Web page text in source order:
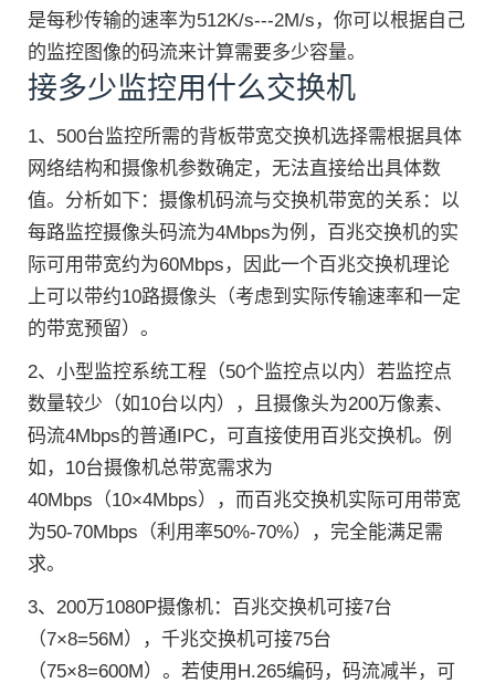
是每秒传输的速率为512K/s---2M/s，你可以根据自己
的监控图像的码流来计算需要多少容量。
接多少监控用什么交换机
1、500台监控所需的背板带宽交换机选择需根据具体
网络结构和摄像机参数确定，无法直接给出具体数
值。分析如下：摄像机码流与交换机带宽的关系：以
每路监控摄像头码流为4Mbps为例，百兆交换机的实
际可用带宽约为60Mbps，因此一个百兆交换机理论
上可以带约10路摄像头（考虑到实际传输速率和一定
的带宽预留）。
2、小型监控系统工程（50个监控点以内）若监控点
数量较少（如10台以内），且摄像头为200万像素、
码流4Mbps的普通IPC，可直接使用百兆交换机。例
如，10台摄像机总带宽需求为
40Mbps（10×4Mbps），而百兆交换机实际可用带宽
为50-70Mbps（利用率50%-70%），完全能满足需
求。
3、200万1080P摄像机：百兆交换机可接7台
（7×8=56M），千兆交换机可接75台
（75×8=600M）。若使用H.265编码，码流减半，可